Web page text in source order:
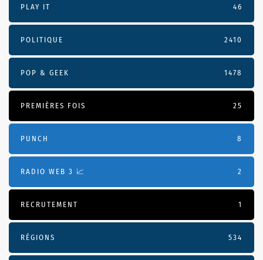
PLAY IT 46
POLITIQUE 2410
POP & GEEK 1478
PREMIÈRES FOIS 25
PUNCH 8
RADIO WEB 3 📈 2
RECRUTEMENT 1
RÉGIONS 534